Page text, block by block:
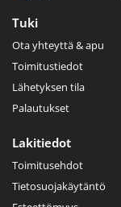
Tuki
Ota yhteyttä & apu
Toimitustiedot
Lähetyksen tila
Palautukset
Lakitiedot
Toimitusehdot
Tietosuojakäytäntö